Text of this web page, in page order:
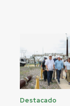
Destacado